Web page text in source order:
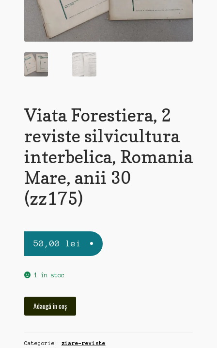
Viata Forestiera, 2
reviste silvicultura
interbelica, Romania
Mare, anii 30
(zz175)
50,00 lei
1 în stoc
reviste
Adaugă în coș
Categorie: ziare-reviste